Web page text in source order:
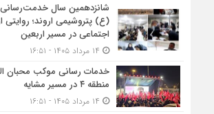
شانزدهمین سال
(ع) پتروشیمی اروند؛ روایتی
اجتماعی در مسیر اربعین
خدمات رسانی موکب محبان
منطقه ۴ در مسیر مشایه